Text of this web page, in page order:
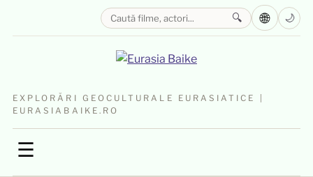
EXPLORĂRI GEOCULTURALE EURASIATICE |
EURASIABAIKE.RO
☰
🔍 🌐 🌙